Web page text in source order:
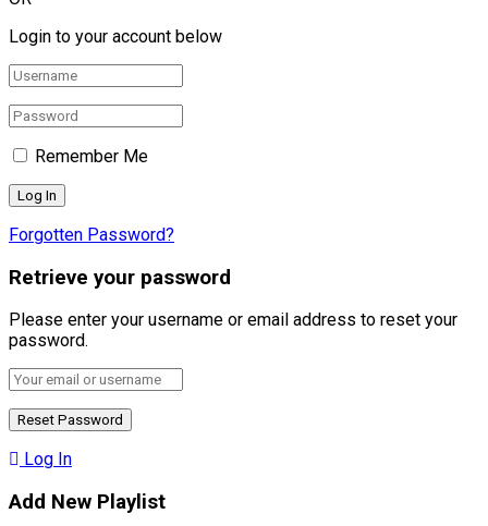
Login to your account below
Remember Me
Forgotten Password?
Retrieve your password
Please enter your username or email address to reset your
password.
Log In
Add New Playlist